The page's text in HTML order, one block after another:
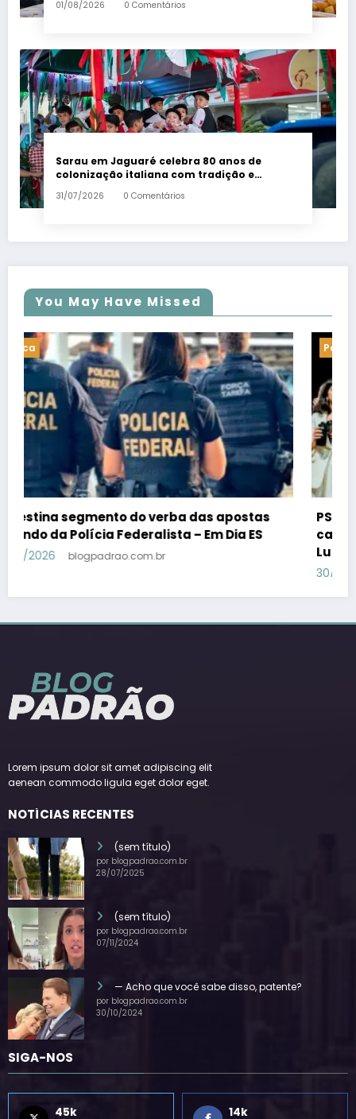
01/08/2026 0 Comentários
Sarau em Jaguaré celebra 80 anos de
colonização italiana com tradição e
trambolhão da polenta – Em Dia ES
31/07/2026 0 Comentários
You May Have Missed
Politica
PSB confirma Geraldo Alckmin porquê
candidato a vice-presidente na fórmula com
Lula – Em Dia ES
Lorem ipsum dolor sit amet adipiscing elit
(sem título)
por blogpadrao.com.br
(sem título)
por blogpadrao.com.br
— Acho que você sabe disso, patente?
por blogpadrao.com.br
SIGA-NOS